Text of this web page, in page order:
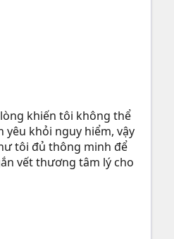
khiến tôi không thể
yêu khỏi nguy hiểm, vậy
tôi đủ thông minh để
vết thương tâm lý cho